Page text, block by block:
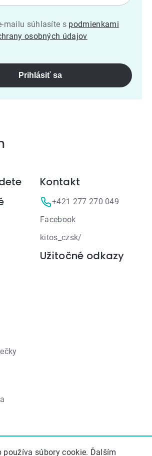
používa súbory cookie. Ďalším
mailu súhlasíte s podmienkami
osobných údajov
Prihlásiť sa
Kontakt
+421 277 270 049
Facebook
kitos_czsk/
Užitočné odkazy